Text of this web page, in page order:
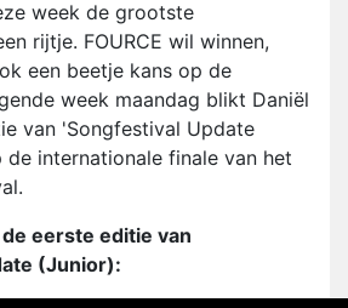
week de grootste
rijtje. FOURCE wil winnen,
een beetje kans op de
week maandag blikt Daniël
van 'Songfestival Update
internationale finale van het
eerste editie van
(Junior):